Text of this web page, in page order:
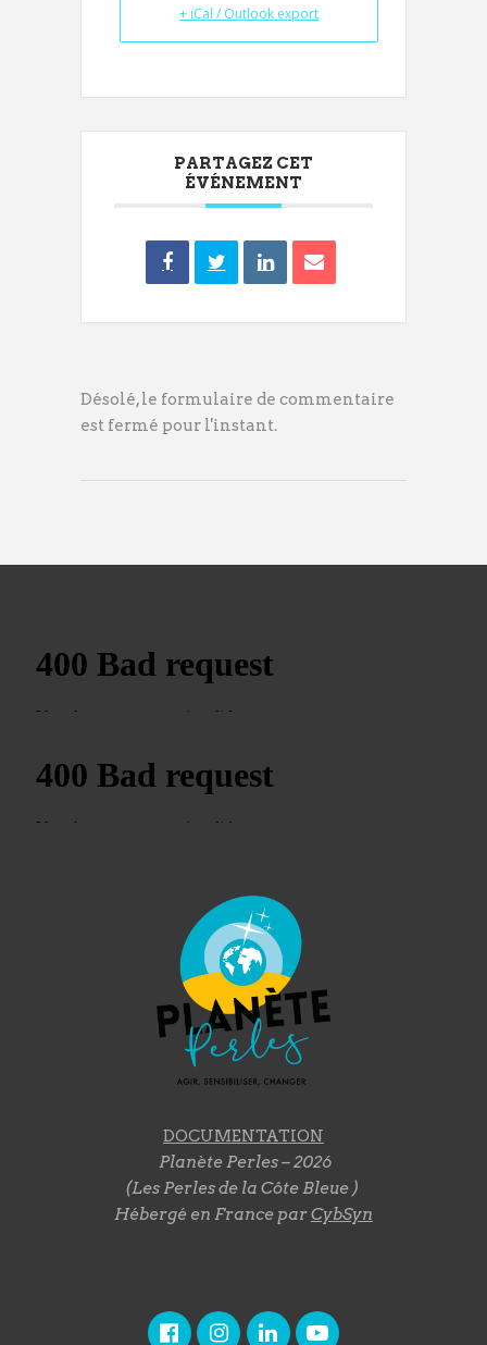
+ iCal / Outlook export
PARTAGEZ CET
ÉVÉNEMENT
Désolé, le formulaire de commentaire
est fermé pour l'instant.
DOCUMENTATION
Planète Perles – 2026
(Les Perles de la Côte Bleue )
Hébergé en France parCybSyn